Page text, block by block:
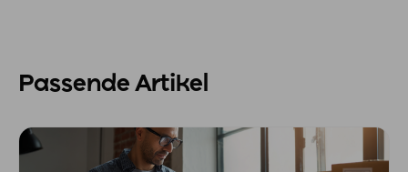
Passende Artikel